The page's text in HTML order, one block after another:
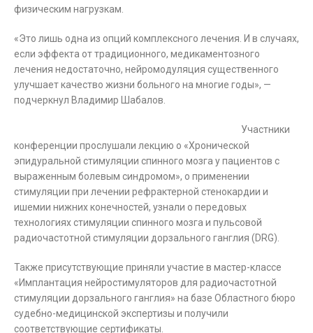
физическим нагрузкам.
«Это лишь одна из опций комплексного лечения. И в случаях,
если эффекта от традиционного, медикаментозного
лечения недостаточно, нейромодуляция существенного
улучшает качество жизни больного на многие годы», —
подчеркнул Владимир Шабалов.
Участники
конференции прослушали лекцию о «Хронической
эпидуральной стимуляции спинного мозга у пациентов с
выраженным болевым синдромом», о применении
стимуляции при лечении рефрактерной стенокардии и
ишемии нижних конечностей, узнали о передовых
технологиях стимуляции спинного мозга и пульсовой
радиочастотной стимуляции дорзального ганглия (DRG).
Также присутствующие приняли участие в мастер-классе
«Имплантация нейростимуляторов для радиочастотной
стимуляции дорзального ганглия» на базе Областного бюро
судебно-медицинской экспертизы и получили
соответствующие сертификаты.